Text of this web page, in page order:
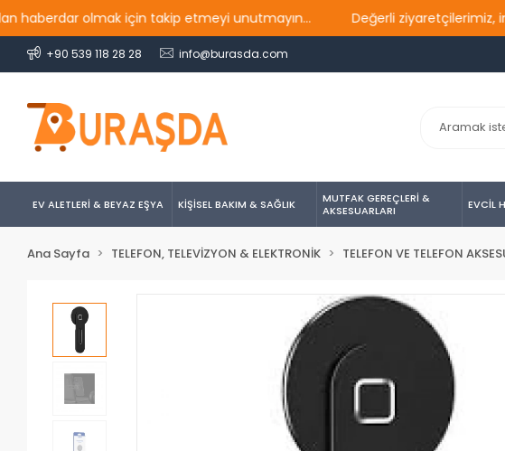
olmak için takip etmeyi unutmayın... Değerli ziyaretçilerimiz,
+90 539 118 28 28 info@burasda.com
EV ALETLERİ & BEYAZ EŞYA KİŞİSEL BAKIM & SAĞLIK
MUTFAK GEREÇLERİ &
AKSESUARLARI
EVCİL
Ana Sayfa TELEFON, TELEVİZYON & ELEKTRONİK TELEFON VE TELEFON